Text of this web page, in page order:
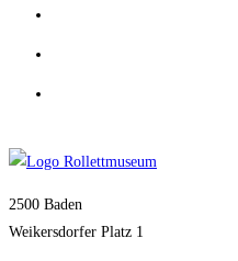
2500 Baden
Weikersdorfer Platz 1